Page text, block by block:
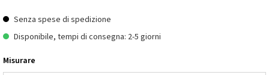
Senza spese di spedizione
Disponibile, tempi di consegna: 2-5 giorni
Misurare